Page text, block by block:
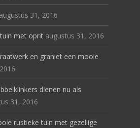
augustus 31, 2016
met oprit augustus 31, 2016
en graniet een mooie
dienen nu als
31, 2016
rustieke tuin met gezellige